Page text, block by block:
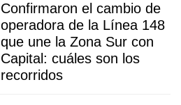
Confirmaron el cambio de
operadora de la Línea 148
que une la Zona Sur con
Capital: cuáles son los
recorridos